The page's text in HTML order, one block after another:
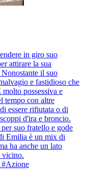
in giro suo
attirare la sua
il suo
e fastidioso che
possessiva e
tempo con altre
essere rifiutata o di
d'ira e broncio.
suo fratello e gode
Emilia è un mix di
ha anche un lato
vicino.
#Azione